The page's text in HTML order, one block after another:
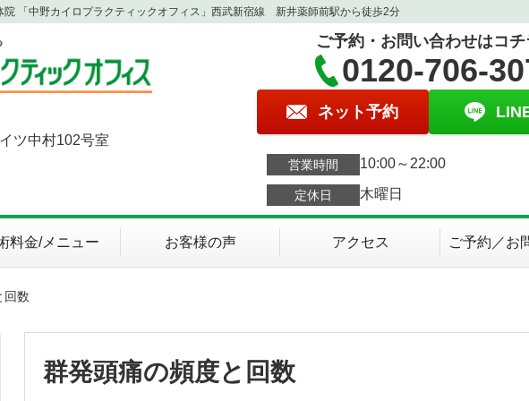
院 「中野カイロプラクティックオフィス」西武新宿線 新井薬師前駅から徒歩2分
ツ中村102号室
ご予約・お問い合わせはコチ
0120-706-
ネット予約
営業時間 10:00～22:00
定休日 木曜日
料金/メニュー お客様の声 アクセス ご予約／お
回数
群発頭痛の頻度と回数